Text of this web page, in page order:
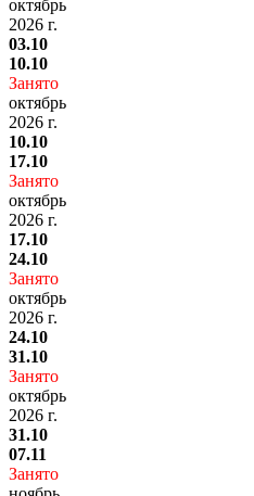
октябрь
2026 г.
03.10
10.10
Занято
октябрь
2026 г.
10.10
17.10
Занято
октябрь
2026 г.
17.10
24.10
Занято
октябрь
2026 г.
24.10
31.10
Занято
октябрь
2026 г.
31.10
07.11
Занято